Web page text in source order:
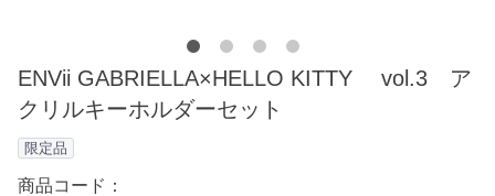
ENVii GABRIELLA×HELLO KITTY vol.3 ア
クリルキーホルダーセット
限定品
商品コード：